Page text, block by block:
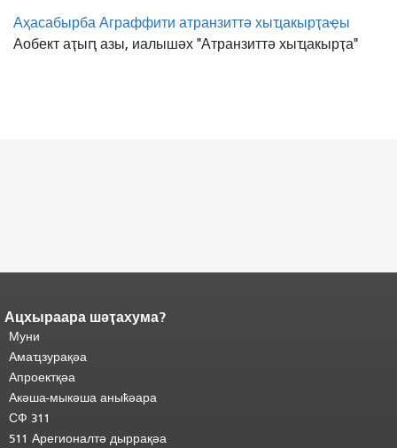
Аҳасабырба Аграффити атранзиттә хыҵакырҭаҿы
Аобект аҭыԥ азы, иалышәх "Атранзиттә хыҵакырҭа"
Ацхыраара шәҭахума?
Муни
Амаҵзурақәа
Апроектқәа
Акәша-мыкәша аныҟәара
СФ 311
511 Арегионалтә дыррақәа